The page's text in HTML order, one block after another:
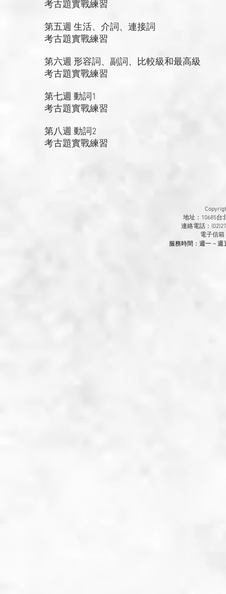
考古題實戰練習
第五週 生活、介詞、連接詞
考古題實戰練習
第六週 形容詞、副詞、比較級和最高級
考古題實戰練習
第七週 動詞1
考古題實戰練習
第八週 動詞2
考古題實戰練習
地址：10685台
連絡電話：
電子信箱
服務時間：週一－